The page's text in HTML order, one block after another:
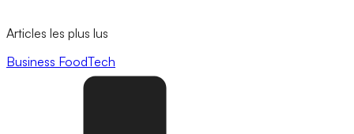
Articles les plus lus
Business FoodTech